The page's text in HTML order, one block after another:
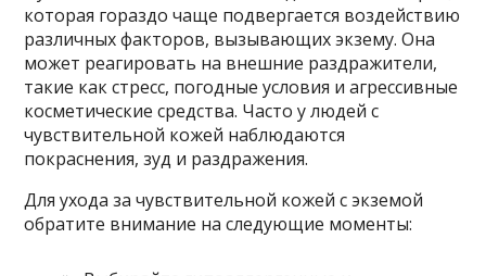
которая гораздо чаще подвергается воздействию
различных факторов, вызывающих экзему. Она
может реагировать на внешние раздражители,
такие как стресс, погодные условия и агрессивные
косметические средства. Часто у людей с
чувствительной кожей наблюдаются
покраснения, зуд и раздражения.
Для ухода за чувствительной кожей с экземой
обратите внимание на следующие моменты: